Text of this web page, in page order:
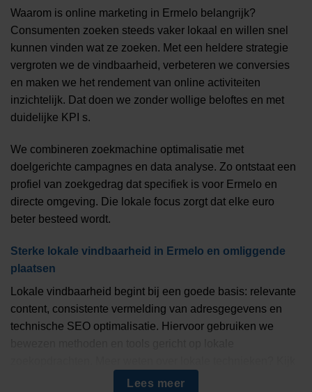
Waarom is online marketing in Ermelo belangrijk?
Consumenten zoeken steeds vaker lokaal en willen snel
kunnen vinden wat ze zoeken. Met een heldere strategie
vergroten we de vindbaarheid, verbeteren we conversies
en maken we het rendement van online activiteiten
inzichtelijk. Dat doen we zonder wollige beloftes en met
duidelijke KPI s.
We combineren zoekmachine optimalisatie met
doelgerichte campagnes en data analyse. Zo ontstaat een
profiel van zoekgedrag dat specifiek is voor Ermelo en
directe omgeving. Die lokale focus zorgt dat elke euro
beter besteed wordt.
Sterke lokale vindbaarheid in Ermelo en omliggende
plaatsen
Lokale vindbaarheid begint bij een goede basis: relevante
content, consistente vermelding van adresgegevens en
technische SEO optimalisatie. Hiervoor gebruiken we
lokale SEOvoor concrete
Lees meer